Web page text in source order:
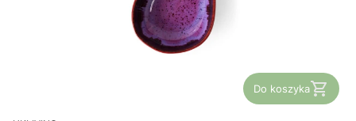
Do koszyka